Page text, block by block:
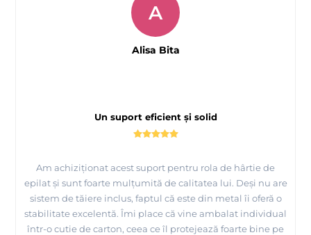
Un suport eficient și solid
Am achiziționat acest suport pentru rola de hârtie de
epilat și sunt foarte mulțumită de calitatea lui. Deși nu are
sistem de tăiere inclus, faptul că este din metal îi oferă o
stabilitate excelentă. Îmi place că vine ambalat individual
într-o cutie de carton, ceea ce îl protejează foarte bine pe
A
Alisa Bita